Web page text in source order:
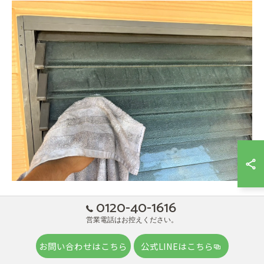
0120-40-1616
営業電話はお控えください。
お問い合わせはこちら 公式LINEはこちら